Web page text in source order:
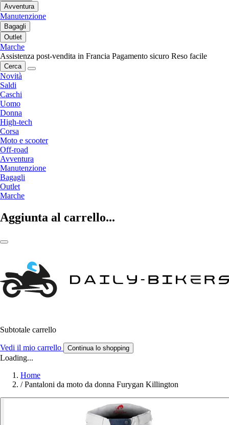
Avventura
Manutenzione
Bagagli
Outlet
Marche
Assistenza post-vendita in Francia Pagamento sicuro Reso facile
Cerca
Novità
Saldi
Caschi
Uomo
Donna
High-tech
Corsa
Moto e scooter
Off-road
Avventura
Manutenzione
Bagagli
Outlet
Marche
Aggiunta al carrello...
Subtotale carrello
Vedi il mio carrello Continua lo shopping
Loading...
Home
/ Pantaloni da moto da donna Furygan Killington